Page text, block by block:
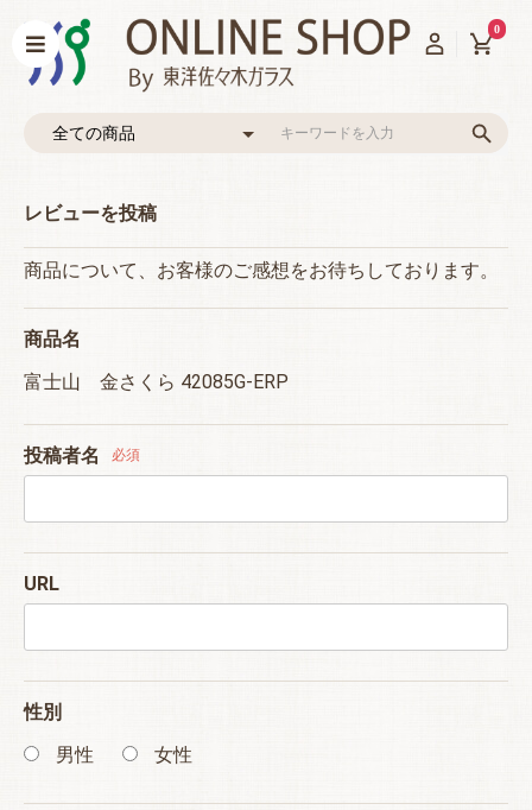
0
レビューを投稿
商品について、お客様のご感想をお待ちしております。
商品名
富士山 金さくら 42085G-ERP
投稿者名 必須
URL
性別
男性
女性